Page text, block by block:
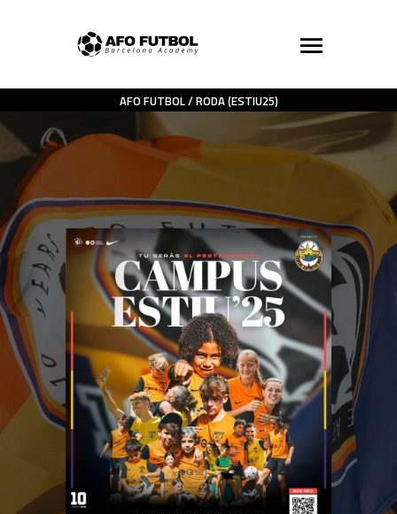
AFO FUTBOL/RODA (ESTIU25)